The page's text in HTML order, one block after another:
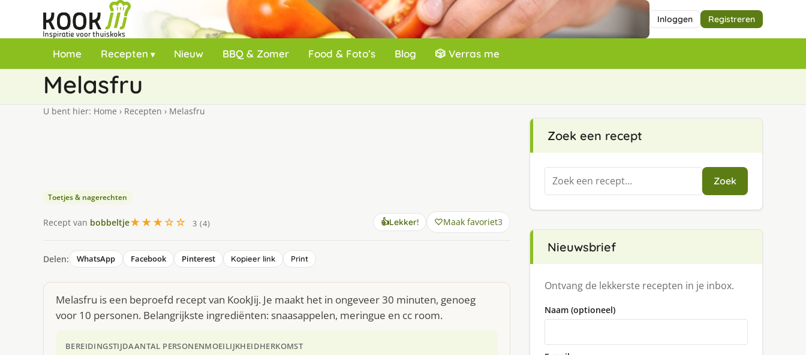
Inloggen Registreren
Home Recepten Nieuw BBQ & Zomer Food & Foto’s Blog 🎲 Verras me
Melasfru
U bent hier: Home › Recepten › Melasfru
Toetjes & nagerechten
Recept van bobbeltje★★★☆☆ 3 (4) 👍Lekker! Maak favoriet3
Delen: WhatsApp Facebook Pinterest Kopieer link Print
Melasfru is een beproefd recept van KookJij. Je maakt het in ongeveer 30 minuten, genoeg
voor 10 personen. Belangrijkste ingrediënten: snaasappelen, meringue en cc room.
BEREIDINGSTIJDAANTAL PERSONENMOEILIJKHEIDHERKOMST
Zoek een recept
Zoeken
naar:
Zoek
Nieuwsbrief
Ontvang de lekkerste recepten in je inbox.
Naam (optioneel)